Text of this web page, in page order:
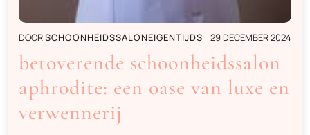
DOORSCHOONHEIDSSALONEIGENTIJDS 29 DECEMBER 2024
betoverende schoonheidssalon
aphrodite: een oase van luxe en
verwennerij